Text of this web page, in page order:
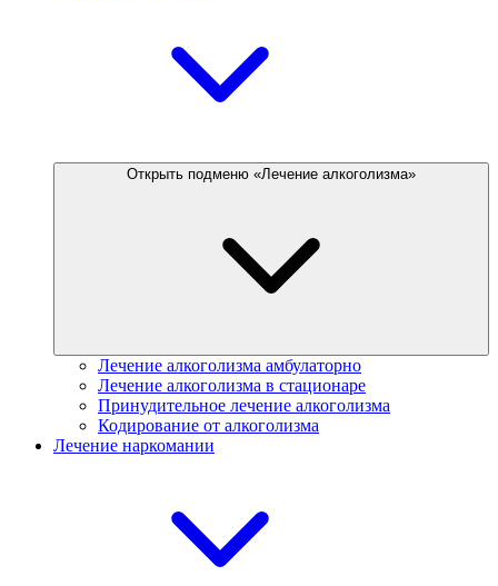
Открыть подменю «Лечение алкоголизма»
Лечение алкоголизма амбулаторно
Лечение алкоголизма в стационаре
Принудительное лечение алкоголизма
Кодирование от алкоголизма
Лечение наркомании